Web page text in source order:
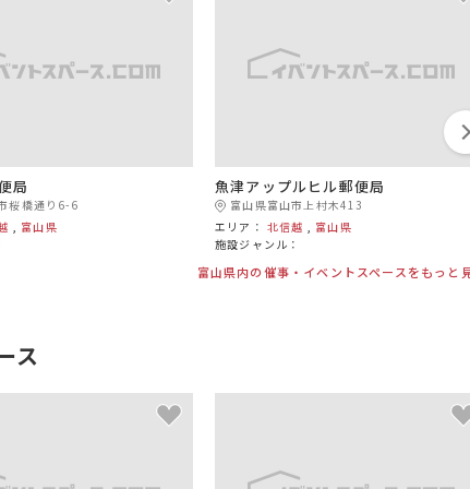
局
桜橋通り6-6
富山県
魚津アップルヒル郵便局
富山県富山市上村木413
エリア： 北信越
富山県
施設ジャンル：
富山県内の催事・イベントスペースをもっと
ス